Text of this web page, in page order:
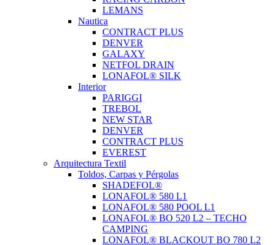
LEMANS
Nautica
CONTRACT PLUS
DENVER
GALAXY
NETFOL DRAIN
LONAFOL® SILK
Interior
PARIGGI
TREBOL
NEW STAR
DENVER
CONTRACT PLUS
EVEREST
Arquitectura Textil
Toldos, Carpas y Pérgolas
SHADEFOL®
LONAFOL® 580 L1
LONAFOL® 580 POOL L1
LONAFOL® BO 520 L2 – TECHO
CAMPING
LONAFOL® BLACKOUT BO 780 L2